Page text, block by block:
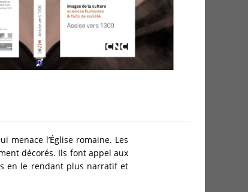
menace l’Église romaine. Les
décorés. Ils font appel aux
en le rendant plus narratif et